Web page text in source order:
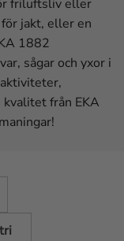
friluftsliv eller
jakt, eller en
1882
sågar och yxor i
från EKA